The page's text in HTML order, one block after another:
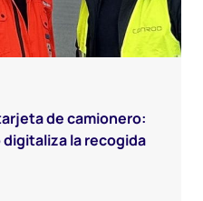
de camionero:
la recogida